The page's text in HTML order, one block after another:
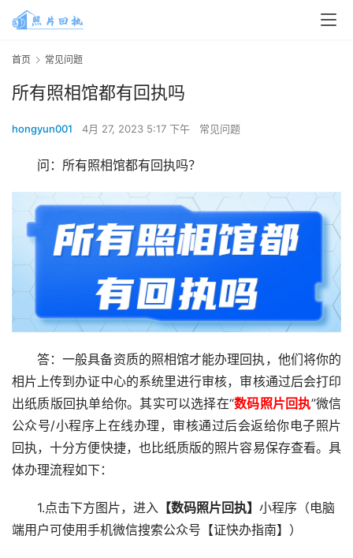
首页 常见问题
所有照相馆都有回执吗
hongyun001 4月 27, 2023 5:17 下午 常见问题
问：所有照相馆都有回执吗？
答：一般具备资质的照相馆才能办理回执，他们将你的
相片上传到办证中心的系统里进行审核，审核通过后会打印
出纸质版回执单给你。其实可以选择在“数码照片回执”微信
公众号/小程序上在线办理，审核通过后会返给你电子照片
回执，十分方便快捷，也比纸质版的照片容易保存查看。具
体办理流程如下：
1.点击下方图片，进入 【数码照片回执】 小程序（电脑
端用户可使用手机微信搜索公众号【证快办指南】）